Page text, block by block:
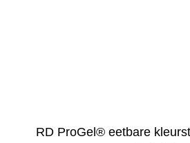
RD ProGel® eetbare